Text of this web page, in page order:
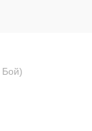
Бой)